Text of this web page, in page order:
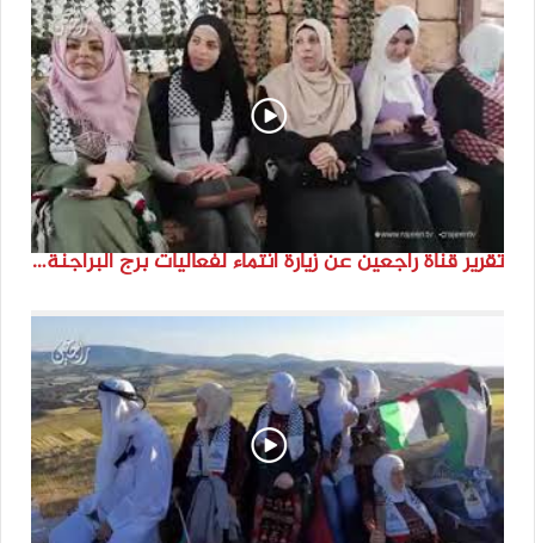
تقرير قناة راجعين عن زيارة انتماء لفعاليات برج البراجنة اعداد جنى شحرور